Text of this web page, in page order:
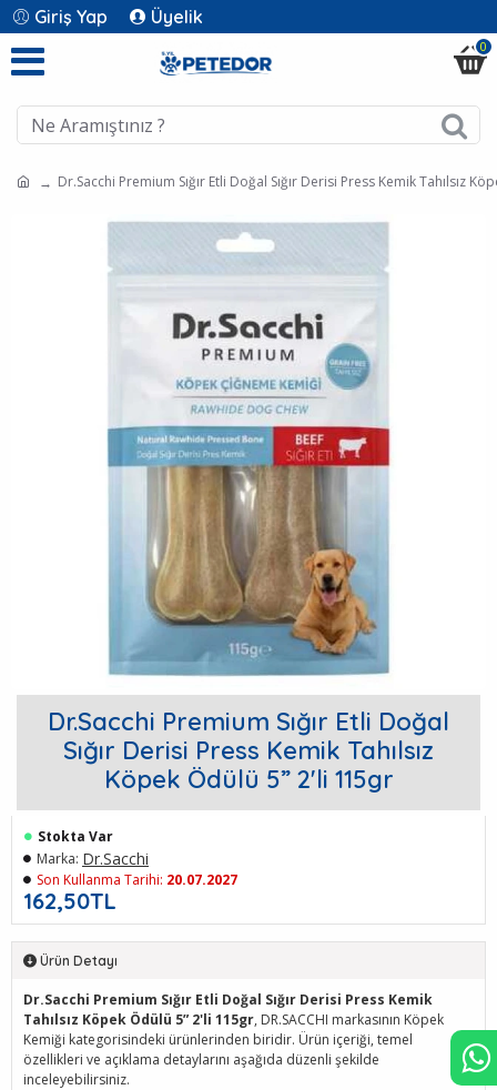
Giriş Yap Üyelik
0
Dr.Sacchi Premium Sığır Etli Doğal Sığır Derisi Press Kemik Tahılsız
Dr.Sacchi Premium Sığır Etli Doğal
Sığır Derisi Press Kemik Tahılsız
Köpek Ödülü 5” 2'li 115gr
162,50TL
Stokta Var
Marka: Dr.Sacchi
Son Kullanma Tarihi: 20.07.2027
Ürün Detayı
Dr.Sacchi Premium Sığır Etli Doğal Sığır Derisi Press Kemik
Tahılsız Köpek Ödülü 5” 2'li 115gr, DR.SACCHI markasının Köpek
Kemiği kategorisindeki ürünlerinden biridir. Ürün içeriği, temel
özellikleri ve açıklama detaylarını aşağıda düzenli şekilde
inceleyebilirsiniz.